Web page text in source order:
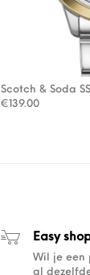
Scotch & Soda
€139.00
Easy
Wil je een
al